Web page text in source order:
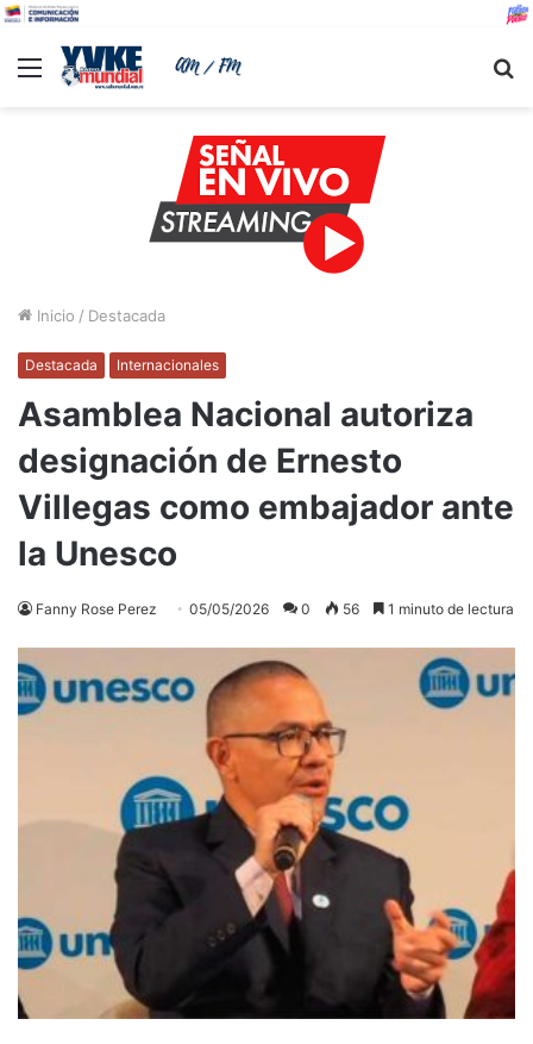
Menu
Inicio / Destacada
Destacada Internacionales
Asamblea Nacional autoriza
designación de Ernesto
Villegas como embajador ante
la Unesco
Fanny Rose Perez 05/05/2026 0 56 1 minuto de lectura